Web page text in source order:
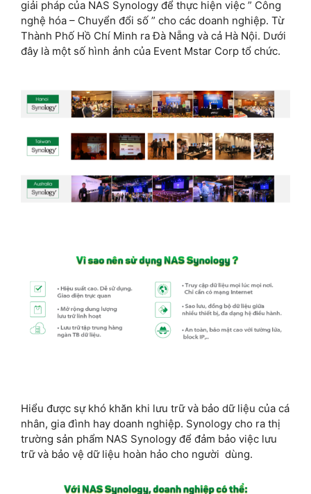
giải pháp của NAS Synology để thực hiện việc ” Công
nghệ hóa – Chuyển đổi số ” cho các doanh nghiệp. Từ
Thành Phố Hồ Chí Minh ra Đà Nẵng và cả Hà Nội. Dưới
đây là một số hình ảnh của Event Mstar Corp tổ chức.
Hiểu được sự khó khăn khi lưu trữ và bảo dữ liệu của cá
nhân, gia đình hay doanh nghiệp. Synology cho ra thị
trường sản phẩm NAS Synology để đảm bảo việc lưu
trữ và bảo vệ dữ liệu hoàn hảo cho người dùng.